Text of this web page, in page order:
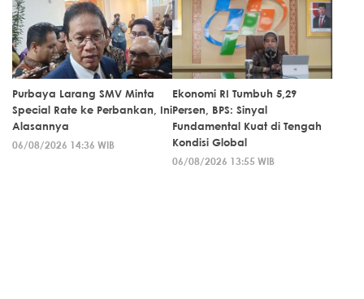
Purbaya Larang SMV Minta
Special Rate ke Perbankan, Ini
Alasannya
06/08/2026 14:36 WIB
Ekonomi RI Tumbuh 5,29
Persen, BPS: Sinyal
Fundamental Kuat di Tengah
Kondisi Global
06/08/2026 13:55 WIB